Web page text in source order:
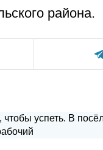
района.